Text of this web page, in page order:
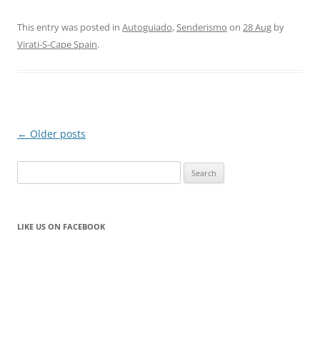
This entry was posted in Autoguiado, Senderismo on 28 Aug by
Virati-S-Cape Spain.
Post
← Older posts
for:
LIKE US ON FACEBOOK